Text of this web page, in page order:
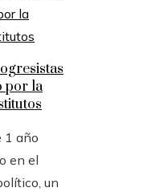
por la
1 año
en el
un